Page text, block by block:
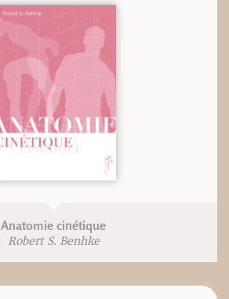
Anatomie cinétique
Robert S. Benhke